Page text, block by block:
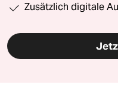
Zusätzlich digitale